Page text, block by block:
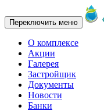
Переключить меню
О комплексе
Акции
Галерея
Застройщик
Документы
Новости
Банки